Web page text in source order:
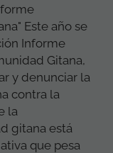
Este año se
Informe
Gitana,
y denunciar la
contra la
la
gitana está
que pesa